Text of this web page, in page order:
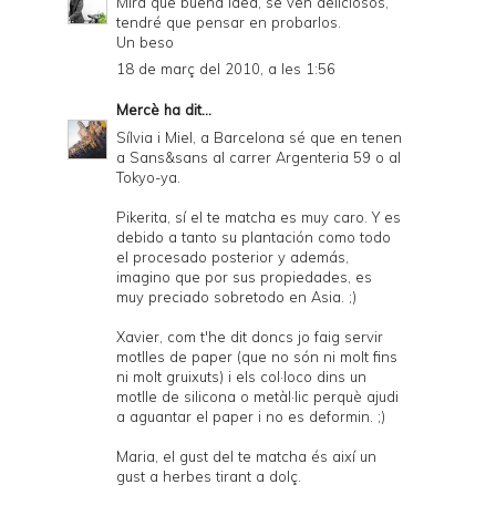
tendré que pensar en probarlos.
Un beso
18 de març del 2010, a les 1:56
Mercè ha dit...
Sílvia i Miel, a Barcelona sé que en tenen
a Sans&sans al carrer Argenteria 59 o al
Tokyo-ya.
Pikerita, sí el te matcha es muy caro. Y es
debido a tanto su plantación como todo
el procesado posterior y además,
imagino que por sus propiedades, es
muy preciado sobretodo en Asia. ;)
Xavier, com t'he dit doncs jo faig servir
motlles de paper (que no són ni molt fins
ni molt gruixuts) i els col·loco dins un
motlle de silicona o metàl·lic perquè ajudi
a aguantar el paper i no es deformin. ;)
Maria, el gust del te matcha és així un
gust a herbes tirant a dolç.